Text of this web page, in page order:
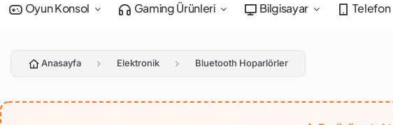
Oyun Konsol Gaming Ürünleri Bilgisayar Telefon
Anasayfa Elektronik Bluetooth Hoparlörler